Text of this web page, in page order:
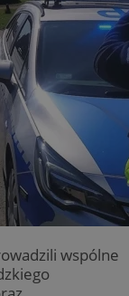
wspólne